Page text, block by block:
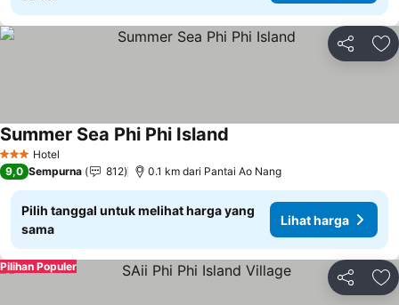
Bagikan
3 BintangHotel
Summer Sea Phi Phi Island
9,0 Sempurna 812 0.1 km dari Pantai Ao Nang
Pilih tanggal untuk melihat harga yang
sama
Lihat harga
Bagikan
Pilihan Populer